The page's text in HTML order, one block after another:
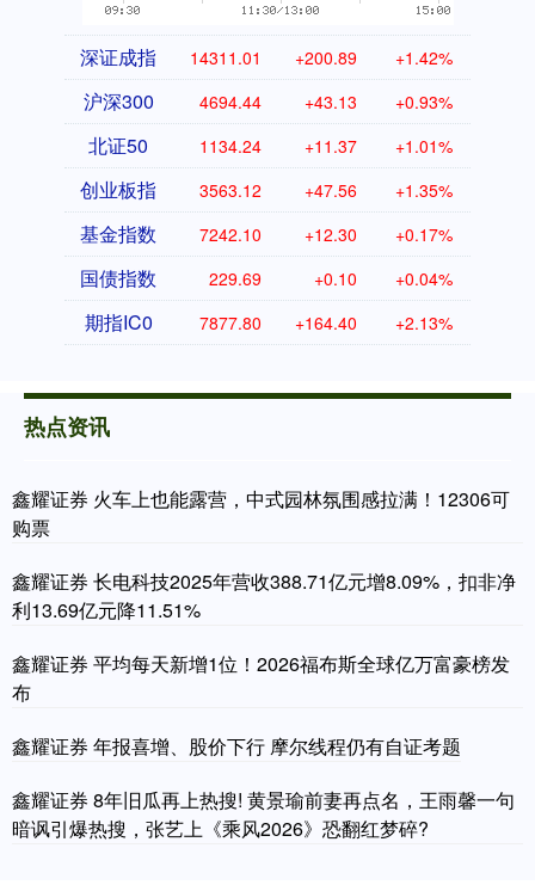
深证成指 14311.01 +200.89 +1.42%
沪深300 4694.44 +43.13 +0.93%
北证50 1134.24 +11.37 +1.01%
创业板指 3563.12 +47.56 +1.35%
基金指数 7242.10 +12.30 +0.17%
国债指数 229.69 +0.10 +0.04%
期指IC0 7877.80 +164.40 +2.13%
热点资讯
鑫耀证券 火车上也能露营，中式园林氛围感拉满！12306可
购票
鑫耀证券 长电科技2025年营收388.71亿元增8.09%，扣非净
利13.69亿元降11.51%
鑫耀证券 平均每天新增1位！2026福布斯全球亿万富豪榜发
布
鑫耀证券 年报喜增、股价下行 摩尔线程仍有自证考题
鑫耀证券 8年旧瓜再上热搜! 黄景瑜前妻再点名，王雨馨一句
暗讽引爆热搜，张艺上《乘风2026》恐翻红梦碎?